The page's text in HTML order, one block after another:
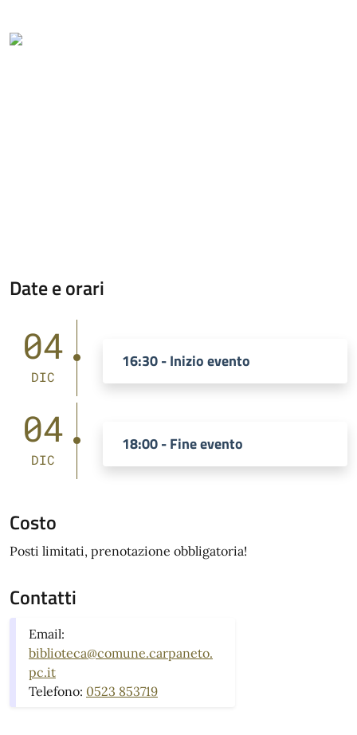
Date e orari
04
DIC
16:30 - Inizio evento
04
DIC
18:00 - Fine evento
Costo
Posti limitati, prenotazione obbligatoria!
Contatti
Email:
biblioteca@comune.carpaneto.
pc.it
Telefono: 0523 853719